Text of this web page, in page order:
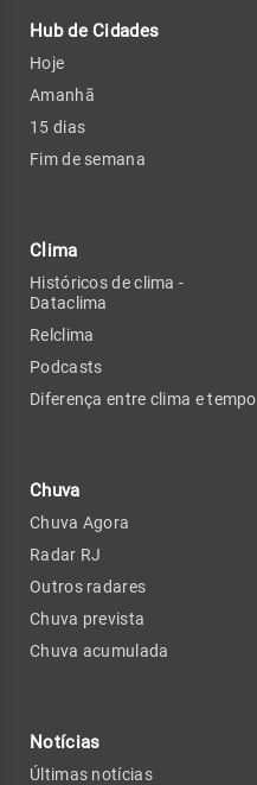
Hub de Cidades
Hoje
Amanhã
15 dias
Fim de semana
Clima
Históricos de clima -
Dataclima
Relclima
Podcasts
Diferença entre clima e tempo
Chuva
Chuva Agora
Radar RJ
Outros radares
Chuva prevista
Chuva acumulada
Notícias
Últimas notícias